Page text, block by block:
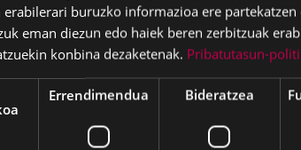
erabilerari buruzko informazioa ere
eman diezun edo haiek beren zerbitzuak
konbina dezaketenak. Pribatutasun-
Errendimendua Bideratzea